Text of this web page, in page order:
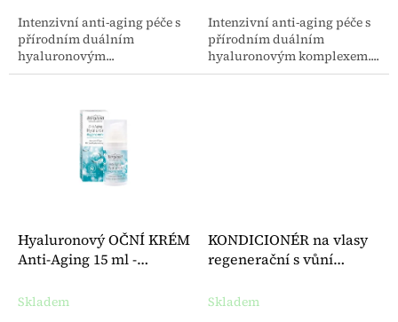
Intenzivní anti-aging péče s
přírodním duálním
hyaluronovým...
Intenzivní anti-aging péče s
přírodním duálním
hyaluronovým komplexem....
Hyaluronový OČNÍ KRÉM
Anti-Aging 15 ml -
Skladem
KONDICIONÉR na vlasy
regenerační s vůní
- Unterkram
Skladem